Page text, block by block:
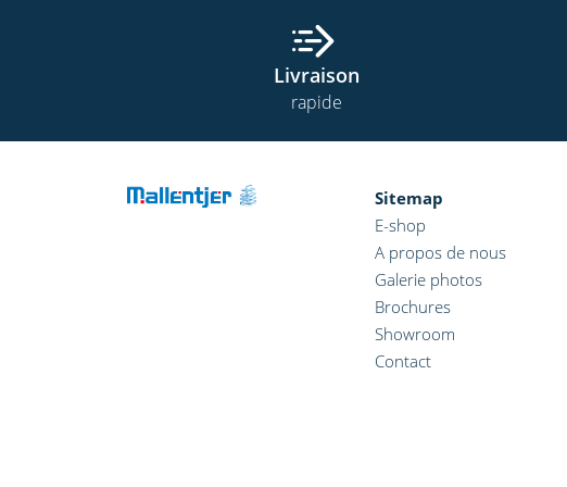
Livraison
rapide
Sitemap
E-shop
A propos de nous
Galerie photos
Brochures
Showroom
Contact